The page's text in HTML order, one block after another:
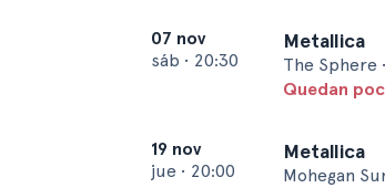
07 nov
sáb • 20:30
Metallica
The Sphere
Quedan
19 nov
jue • 20:00
Metallica
Mohegan